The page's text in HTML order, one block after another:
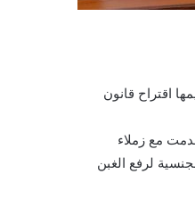
اقتراح قانون
مع زملاء
لرفع الغبن